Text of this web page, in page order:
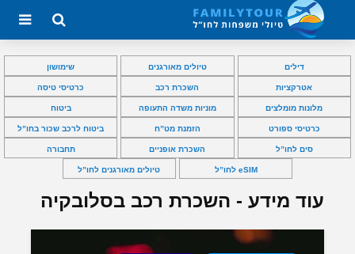
דילים טיולים מאורגנים שימושון
אטרקציות השכרת רכב כרטיסי טיסה
מלונות מומלצים מוניות משדה התעופה ביטוח
כרטיסי ספורט הזמנת מט”ח ביטוח לרכב שכור בחו”ל
סים לחו”ל השכרת אופניים תחבורה
eSIM לחו”ל טיולים מאורגנים לחו”ל
עוד מידע - השכרת רכב בסלובקיה